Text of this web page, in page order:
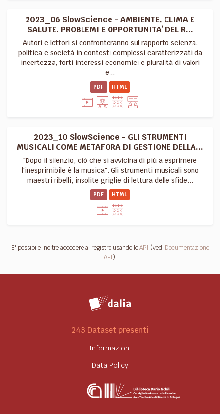
2023_06 SlowScience - AMBIENTE, CLIMA E
SALUTE. PROBLEMI E OPPORTUNITA’ DEL R...
Autori e lettori si confronteranno sul rapporto scienza,
politica e società in contesti complessi caratterizzati da
incertezza, forti interessi economici e pluralità di valori
e...
PDF HTML
2023_10 SlowScience - GLI STRUMENTI
MUSICALI COME METAFORA DI GESTIONE DELLA...
"Dopo il silenzio, ciò che si avvicina di più a esprimere
l'inesprimibile è la musica". Gli strumenti musicali sono
maestri ribelli, insolite griglie di lettura delle sfide...
PDF HTML
E' possibile inoltre accedere al registro usando leAPI (vedi Documentazione
API).
243 Dataset presenti
Informazioni
Data Policy